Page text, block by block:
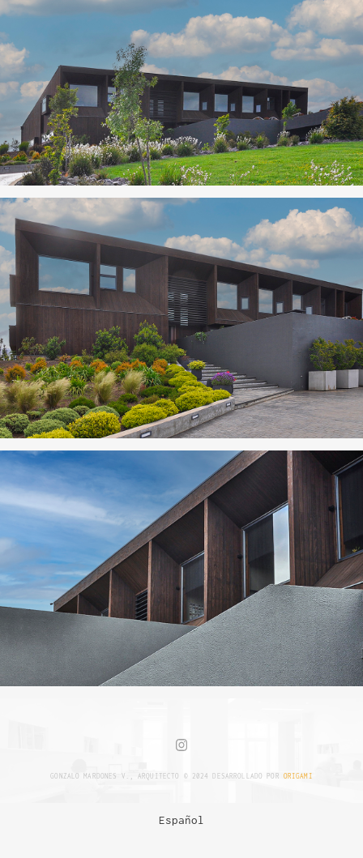
GONZALO MARDONES V., ARQUITECTO © 2024 DESARROLLADO POR ORIGAMI
Español